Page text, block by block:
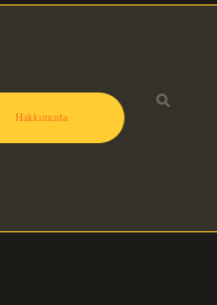
Hakkımızda